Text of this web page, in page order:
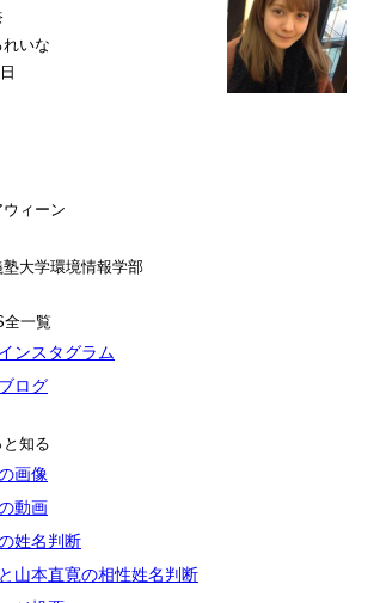
いな
ィーン
大学環境情報学部
全一覧
ンスタグラム
ログ
と知る
画像
動画
姓名判断
山本直寛の相性姓名判断